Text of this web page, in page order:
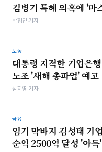
김병기 특혜 의혹에 '마
박형민 기자
노동
대통령 지적한 기업은
노조 '새해 총파업' 예고
심지영 기자
금융
임기 막바지 김성태 기
순익 2500억 달성 '아득'